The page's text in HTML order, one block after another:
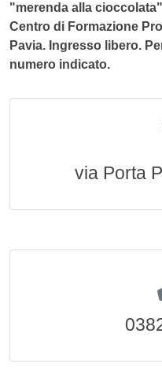
"merenda alla
Centro di Formazione
Pavia. Ingresso libero.
numero indicato.
via Porta